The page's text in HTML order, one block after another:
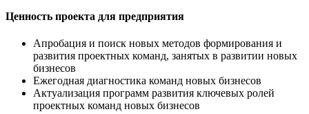
Ценность проекта для предприятия
Апробация и поиск новых методов формирования и
развития проектных команд, занятых в развитии новых
бизнесов
Ежегодная диагностика команд новых бизнесов
Актуализация программ развития ключевых ролей
проектных команд новых бизнесов